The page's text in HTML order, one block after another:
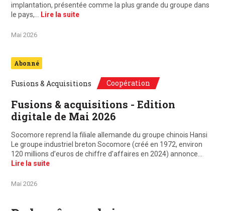
implantation, présentée comme la plus grande du groupe dans
le pays,…
Lire la suite
Mai 2026
Abonné
Fusions & Acquisitions Coopération
Fusions & acquisitions - Edition
digitale de Mai 2026
Socomore reprend la filiale allemande du groupe chinois Hansi
Le groupe industriel breton Socomore (créé en 1972, environ
120 millions d’euros de chiffre d’affaires en 2024) annonce…
Lire la suite
Mai 2026